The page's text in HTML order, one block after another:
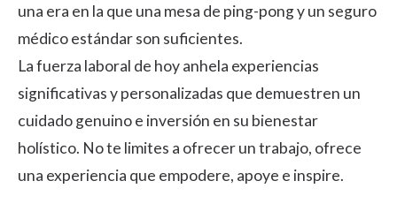
una era en la que una mesa de ping-pong y un seguro
médico estándar son suficientes.
La fuerza laboral de hoy anhela experiencias
significativas y personalizadas que demuestren un
cuidado genuino e inversión en su bienestar
holístico. No te limites a ofrecer un trabajo, ofrece
una experiencia que empodere, apoye e inspire.